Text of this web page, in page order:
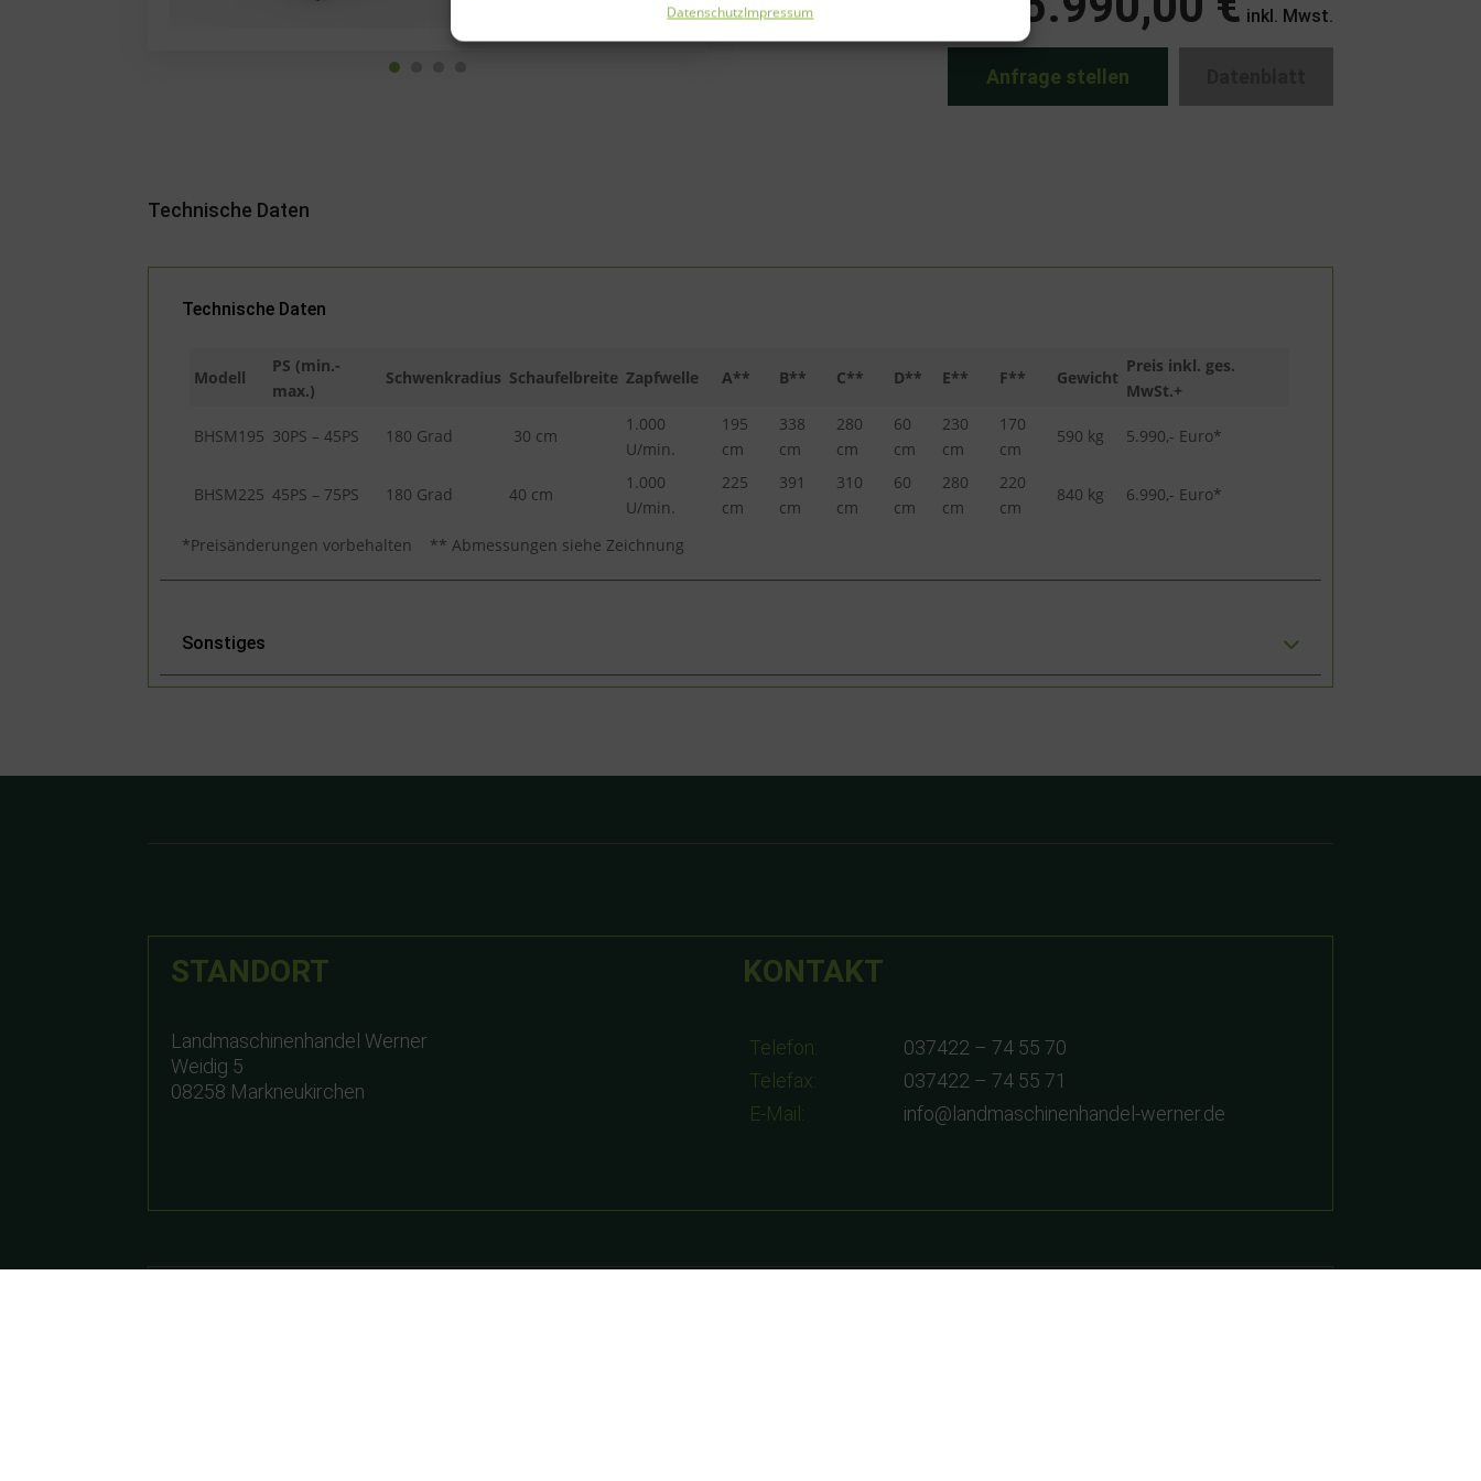
DatenschutzImpressum inkl. Mwst.
Anfrage stellen
Technische Daten
Technische Daten
Modell
PS (min.-
max.)
Schwenkradius Schaufelbreite Zapfwelle A** B** C** D** E** F** Gewicht
Preis inkl. ges.
MwSt.+
BHSM195 30PS – 45PS 180 Grad 30 cm
1.000
U/min.
195
cm
338
cm
280
cm
60
cm
230
cm
170
cm
590 kg 5.990,- Euro*
BHSM225 45PS – 75PS 180 Grad 40 cm
1.000
U/min.
225
cm
391
cm
310
cm
60
cm
280
cm
220
cm
840 kg 6.990,- Euro*
*Preisänderungen vorbehalten ** Abmessungen siehe Zeichnung
Sonstiges
STANDORT
Landmaschinenhandel Werner
Weidig 5
08258 Markneukirchen
KONTAKT
Telefon:
037422 – 74 55 70
Telefax:
037422 – 74 55 71
E-Mail:
info@landmaschinenhandel-werner.de